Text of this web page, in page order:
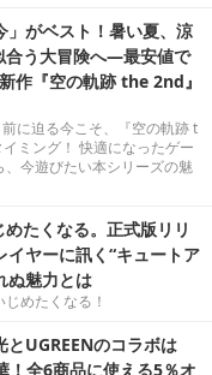
」がベスト！暑い夏、涼
合う大冒険へ―最安値で
作『空の軌跡 the 2nd』
に迫る今こそ、『空の軌跡 t
ミング！ 快適になったゲー
今遊びたい本シリーズの魅
たくなる。正式版リリ
ヤーに訊く“キュートア
ぬ魅力とは
めたくなる！
とUGREENのコラボは
！全6商品に使える5％オ